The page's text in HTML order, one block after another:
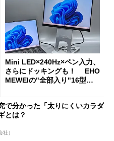
Mini LED×240Hz×ペン入力、
さらにドッキングも！ EHO
MEWEIの"全部入り"16型モ
で分かった「太りにくいカラダ
とは？
）